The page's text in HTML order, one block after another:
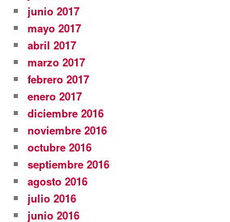
junio 2017
mayo 2017
abril 2017
marzo 2017
febrero 2017
enero 2017
diciembre 2016
noviembre 2016
octubre 2016
septiembre 2016
agosto 2016
julio 2016
junio 2016